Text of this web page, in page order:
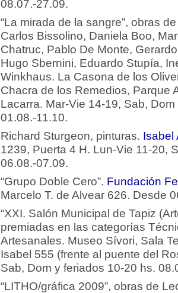
08.07.-27.09.
“La mirada de la sangre”, obras
Carlos Bissolino, Daniela Boo,
Chatruc, Pablo De Monte,
Hugo Sbernini, Eduardo Stupía,
Winkhaus. La Casona de los
Chacra de los Remedios, Parque
Lacarra. Mar-Vie 14-19, Sab,
01.08.-11.10.
Richard Sturgeon, pinturas. Isabel
1239, Puerta 4 H. Lun-Vie 11-20,
06.08.-07.09.
“Grupo Doble Cero”. Fundación
Marcelo T. de Alvear 626. Desde
“XXI. Salón Municipal de Tapiz
premiadas en las categorías
Artesanales. Museo Sívori, Sala
Isabel 555 (frente al puente del
Sab, Dom y feriados 10-20 hs.
“LITHO/gráfica 2009”, obras de